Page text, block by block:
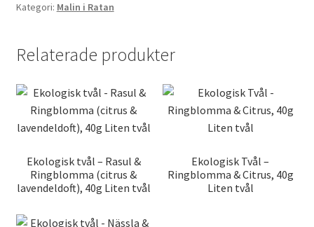
Kategori: Malin i Ratan
Relaterade produkter
Ekologisk tvål – Rasul &
Ringblomma (citrus &
lavendeldoft), 40g Liten tvål
Ekologisk Tvål –
Ringblomma & Citrus, 40g
Liten tvål